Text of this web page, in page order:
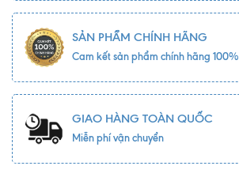
SẢN PHẨM CHÍNH HÃNG
Cam kết sản phẩm chính hãng 100%
GIAO HÀNG TOÀN QUỐC
Miễn phí vận chuyển